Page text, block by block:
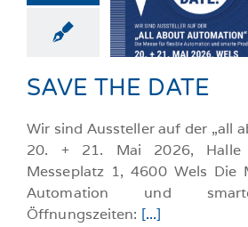
News
SAVE THE DATE
Wir sind Aussteller auf der „all
20. + 21. Mai 2026, Halle
Messeplatz 1, 4600 Wels Die
Automation und
Öffnungszeiten: [...]